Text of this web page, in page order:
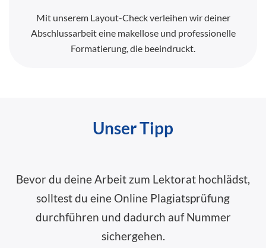
Mit unserem Layout-Check verleihen wir deiner
Abschlussarbeit eine makellose und professionelle
Formatierung, die beeindruckt.
Unser Tipp
Bevor du deine Arbeit zum Lektorat hochlädst,
solltest du eine Online Plagiatsprüfung
durchführen und dadurch auf Nummer
sichergehen.